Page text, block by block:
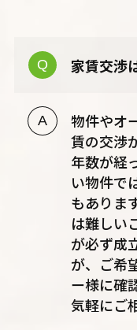
家賃交渉
物件やオ
賃の交渉
年数が経
い物件で
もありま
は難しい
が必ず成
が、ご希
ー様に確
気軽にご